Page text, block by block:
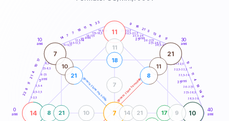
generazione maschile generazione femminile
0
anni
10
anni
30
anni
40
anni
1-2,5
2,5-3,5
3,5-4
6-7,5
7,5-8,5
8,5-9
11-12,5
12,5-13,5
13,5-14
16-17,5
17,5-18,5
18,5-19
21-22,5
22,5-23,5
23,5-24
26-27,5
27,5-28,5
28,5-29
31-32,5
32,5-33,5
33,5-34
36-37,5
37,5-38,5
38,5-39
22
8
11
21
4
10
17
14 7
7
18 11
11
22 9
16
21 5
13 8
11
10
7
11
4
18
14
6
14
11
10
7
7 21
17
8
11
9
21
18
14 21
10
7
10
21
11
8
5anni
15 anni 25anni
35anni